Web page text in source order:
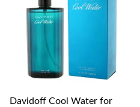
Davidoff Cool Water for